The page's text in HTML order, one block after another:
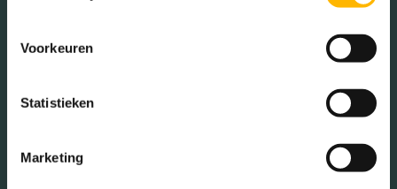
Voorkeuren
Statistieken
Marketing
73 M2